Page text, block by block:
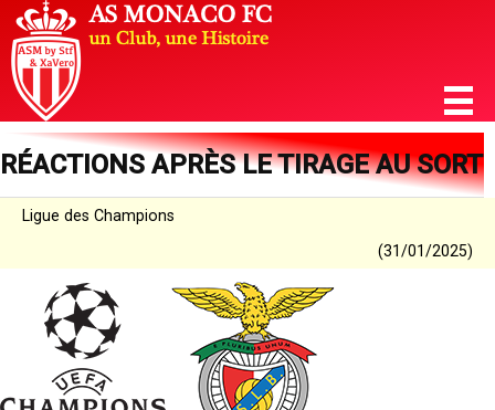
RÉACTIONS APRÈS LE TIRAGE AU SORT
Ligue des Champions
(31/01/2025)